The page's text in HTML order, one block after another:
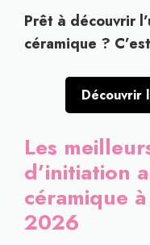
Prêt à découvrir
céramique ?
Découvrir
Les
d’initiation
céramique
2026